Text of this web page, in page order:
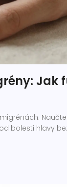
Jak
bolesti hlavy